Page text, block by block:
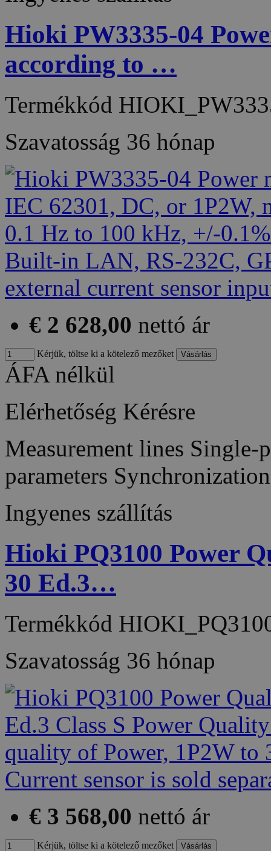
Hioki PW3335-04
according to …
Termékkód
Szavatosság 36 hónap
€ 2 628,00 nettó ár
Kérjük, töltse ki a kötelező mezőket
ÁFA nélkül
Elérhetőség Kérésre
Measurement lines
parameters
Ingyenes szállítás
Hioki PQ3100 Power
30 Ed.3…
Termékkód
Szavatosság 36 hónap
€ 3 568,00 nettó ár
Kérjük, töltse ki a kötelező mezőket